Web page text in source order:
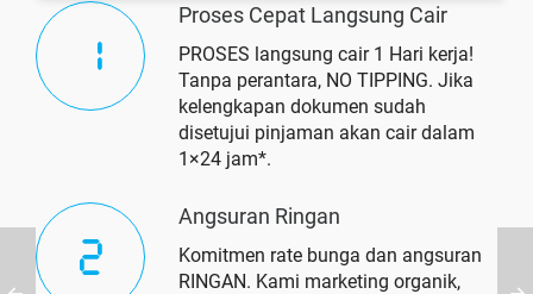
Proses Cepat Langsung Cair
PROSES langsung cair 1 Hari kerja!
Tanpa perantara, NO TIPPING. Jika
kelengkapan dokumen sudah
disetujui pinjaman akan cair dalam
1×24 jam*.
Angsuran Ringan
Komitmen rate bunga dan angsuran
RINGAN. Kami marketing organik,